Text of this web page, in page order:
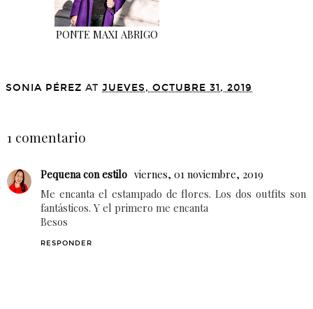
PONTE MAXI ABRIGO
SONIA PÉREZ AT JUEVES, OCTUBRE 31, 2019
1 comentario
Pequena con estilo viernes, 01 noviembre, 2019
Me encanta el estampado de flores. Los dos outfits son
fantásticos. Y el primero me encanta
Besos
RESPONDER